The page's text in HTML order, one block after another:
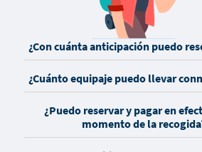
¿Con cuánta anticipación puedo
¿Cuánto equipaje puedo llevar
¿Puedo reservar y pagar en
momento de la